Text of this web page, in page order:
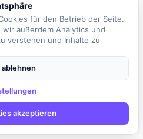
Zeit, Qualität und Budget
alle Projektbeteiligten und
zwischen
externen Partnern und relevanten
gehören das Risiko-,
sowie das Setzen von
Problemen, wenn nötig. Sie
Statusberichte und
Management. Ein
für den Betrieb der Seite.
außerdem Analytics und
verstehen und Inhalte zu
ablehnen
akzeptieren